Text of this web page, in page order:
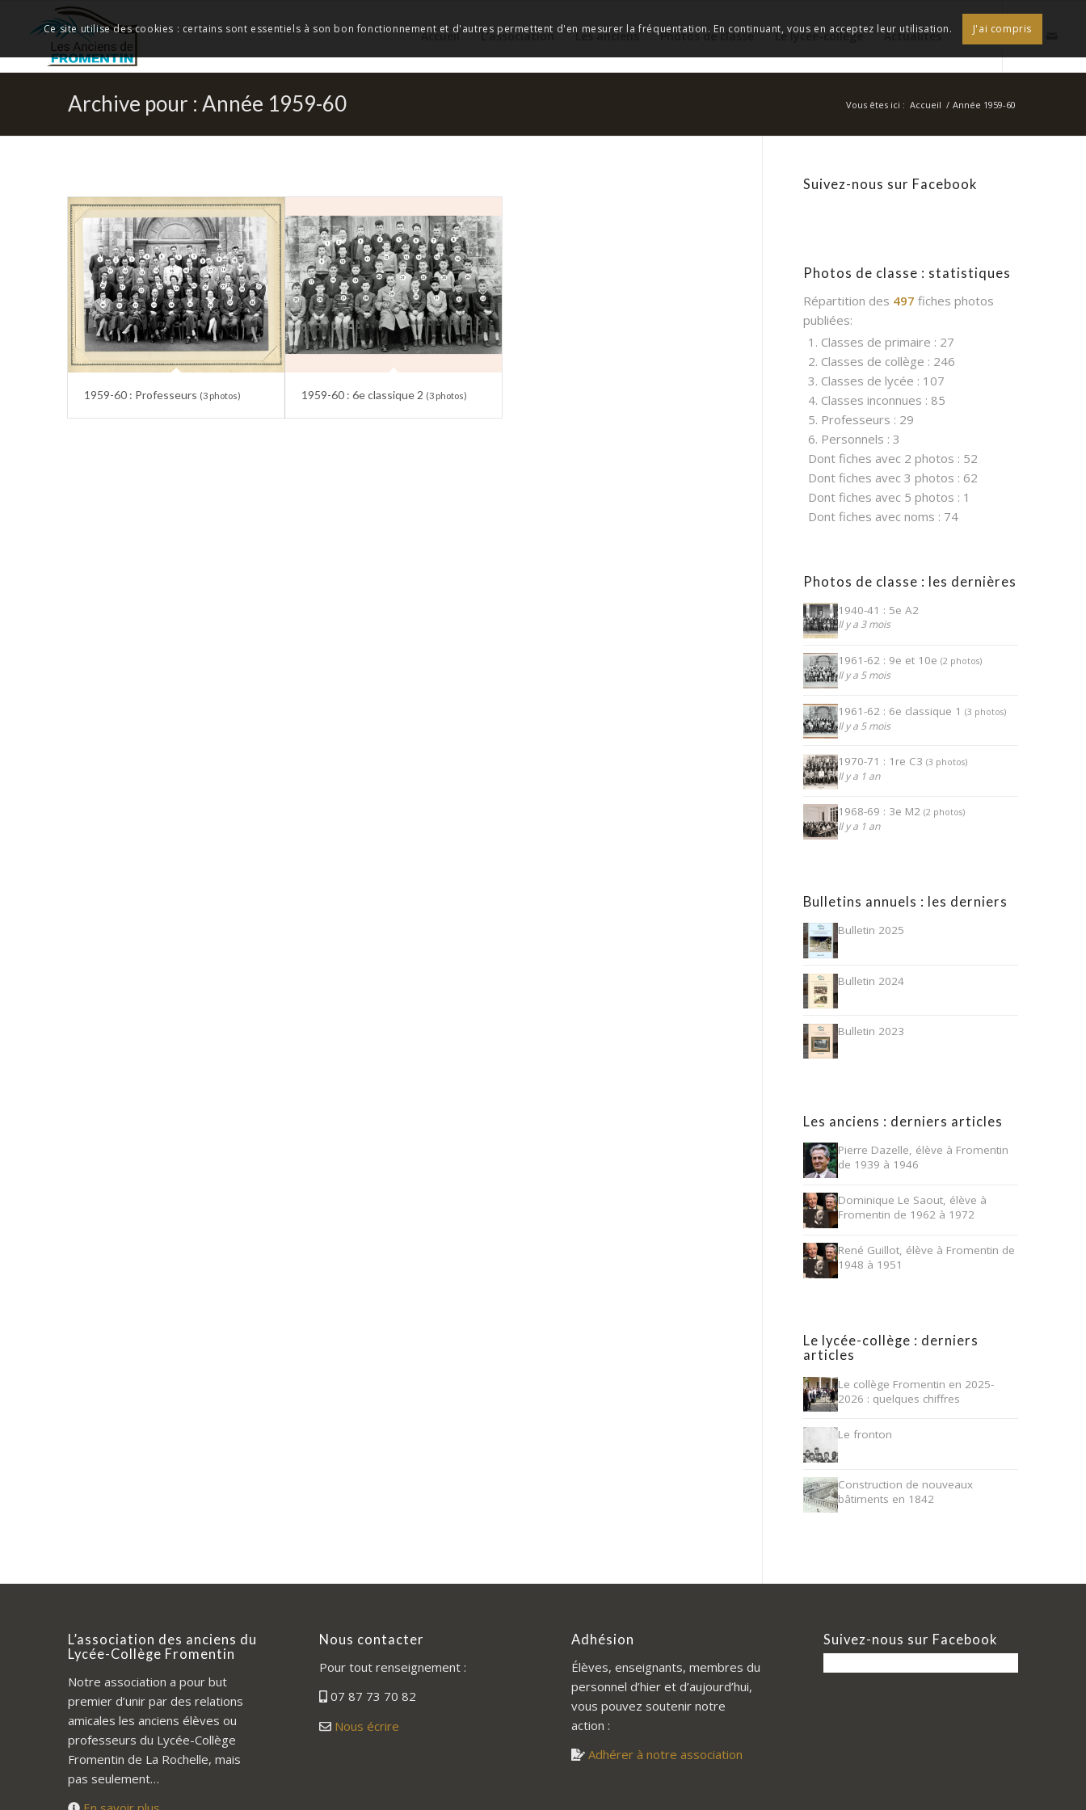
Accueil L’association Les anciens Photos de classe Le lycée-collège Actualités
Archive pour : Année 1959-60 Vous êtes ici : Accueil / Année 1959-60
1959-60 : Professeurs (3 photos) 1959-60 : 6e classique 2 (3 photos)
Suivez-nous sur Facebook
Photos de classe : statistiques
Répartition des 497 fiches photos
publiées:
1. Classes de primaire : 27
2. Classes de collège : 246
3. Classes de lycée : 107
4. Classes inconnues : 85
5. Professeurs : 29
6. Personnels : 3
Dont fiches avec 2 photos : 52
Dont fiches avec 3 photos : 62
Dont fiches avec 5 photos : 1
Dont fiches avec noms : 74
Photos de classe : les dernières
1940-41 : 5e A2
Il y a 3 mois
1961-62 : 9e et 10e(2 photos)
Il y a 5 mois
1961-62 : 6e classique 1(3 photos)
Il y a 5 mois
1970-71 : 1re C3(3 photos)
Il y a 1 an
1968-69 : 3e M2(2 photos)
Il y a 1 an
Bulletins annuels : les derniers
Bulletin 2025
Bulletin 2024
Bulletin 2023
Les anciens : derniers articles
Pierre Dazelle, élève à Fromentin
de 1939 à 1946
Dominique Le Saout, élève à
Fromentin de 1962 à 1972
René Guillot, élève à Fromentin de
1948 à 1951
Le lycée-collège : derniers
articles
Le collège Fromentin en 2025-
2026 : quelques chiffres
Le fronton
Construction de nouveaux
bâtiments en 1842
L’association des anciens du
Lycée-Collège Fromentin
Notre association a pour but
premier d’unir par des relations
amicales les anciens élèves ou
professeurs du Lycée-Collège
Fromentin de La Rochelle, mais
pas seulement…
Nous contacter
Pour tout renseignement :
07 87 73 70 82
Nous écrire
Adhésion
Élèves, enseignants, membres du
personnel d’hier et d’aujourd’hui,
vous pouvez soutenir notre
action :
Adhérer à notre association
Suivez-nous sur Facebook
Ce site utilise des cookies : certains sont essentiels à son bon fonctionnement et d'autres permettent d'en mesurer la fréquentation. En continuant, vous en acceptez leur utilisation. J'ai compris